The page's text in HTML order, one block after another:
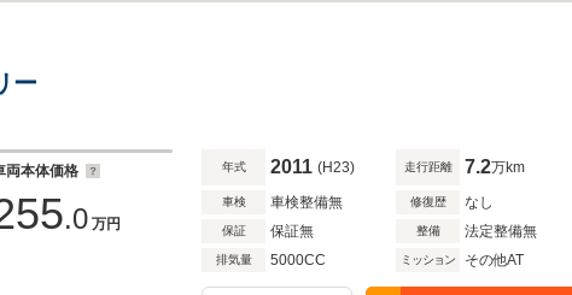
ー
両本体価格
.0 万円
年式 2011 (H23) 走行距離 7.2万km
車検 車検整備無 修復歴 なし
保証 保証無 整備 法定整備無
排気量 5000CC ミッション その他AT